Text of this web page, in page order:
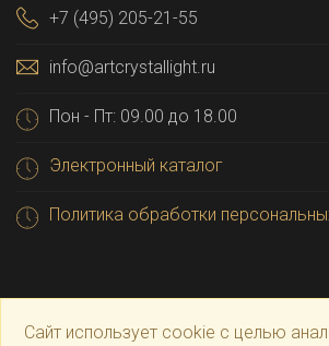
+7 (495) 205-21-55
info@artcrystallight.ru
Пон - Пт: 09.00 до 18.00
Электронный каталог
Политика обработки
Сайт использует cookie с целью